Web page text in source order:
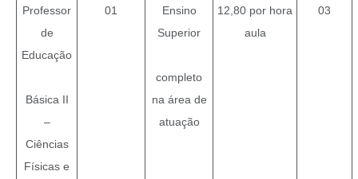
Professor
de
Educação
Básica II
–
Ciências
Físicas e
01
Ensino
Superior
completo
na área de
atuação
12,80 por hora
aula
03